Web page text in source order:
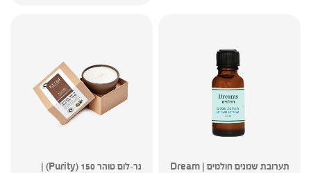
תערובת שמנים חולמים | Dream
נר-לום טוהר 150 (Purity) |